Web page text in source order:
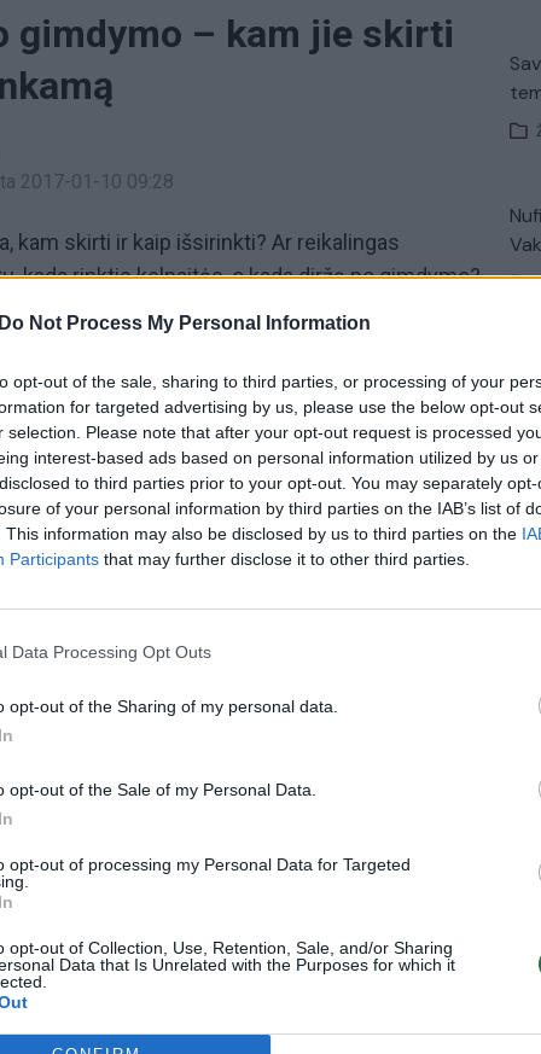
Do Not Process My Personal Information
opt-out of the sale, sharing to third parties, or processing of your
for targeted advertising by us, please use the below opt-out
selection. Please note that after your opt-out request is processed
interest-based ads based on personal information utilized by us
to third parties prior to your opt-out. You may separately
of your personal information by third parties on the IAB’s list of
This information may also be disclosed by us to third parties on the
Participants that may further disclose it to other third parties.
Data Processing Opt Outs
opt-out of the Sharing of my personal data.
opt-out of the Sale of my Personal Data.
opt-out of processing my Personal Data for Targeted
opt-out of Collection, Use, Retention, Sale, and/or Sharing
Data that Is Unrelated with the Purposes for which it
gimdymo – kam jie skirti
2017-01-10 09:28
kam skirti ir kaip išsirinkti? Ar reikalingas
kada rinktis kelnaitės, o kada diržą po gimdymo?
– iš pirmų lūpų.
manosveikata.lt diržas Nėštumas
–
Liūdna vyresnio amžiaus dirbančiųjų
kasdienybė – priekabiavimas, patyčios ir
Nyderlanduose apgynė čempionų vardą